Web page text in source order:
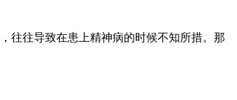
往往导致在患上精神病的时候不知所措。那